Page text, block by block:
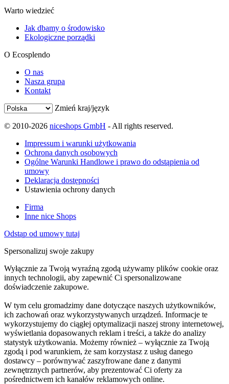
Warto wiedzieć
Jak dbamy o środowisko
Ekologiczne porządki
O Ecosplendo
O nas
Nasza grupa
Kontakt
Zmień kraj/język
© 2010-2026 niceshops GmbH - All rights reserved.
Impressum i warunki użytkowania
Ochrona danych osobowych
Ogólne Warunki Handlowe i prawo do odstąpienia od
umowy
Deklaracja dostępności
Ustawienia ochrony danych
Firma
Inne nice Shops
Odstąp od umowy tutaj
Spersonalizuj swoje zakupy
Wyłącznie za Twoją wyraźną zgodą używamy plików cookie oraz
innych technologii, aby zapewnić Ci spersonalizowane
doświadczenie zakupowe.
W tym celu gromadzimy dane dotyczące naszych użytkowników,
ich zachowań oraz wykorzystywanych urządzeń. Informacje te
wykorzystujemy do ciągłej optymalizacji naszej strony internetowej,
wyświetlania dopasowanych reklam i treści, a także do analizy
statystyk użytkowania. Możemy również – wyłącznie za Twoją
zgodą i pod warunkiem, że sam korzystasz z usług danego
dostawcy – porównywać zaszyfrowane dane z danymi
zewnętrznych partnerów, aby prezentować Ci oferty za
pośrednictwem ich kanałów reklamowych online.